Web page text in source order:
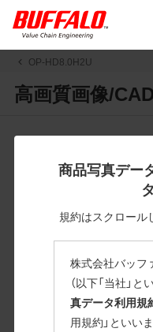
OP-HD8.0H2U
高画質画像/
商品写真デー
規約はスクロール
株式会社バッフ
（以下「当社」と
真データ利用規
用規約」といい
すと圧縮ファイルのダ
JPEG・EPSファイル
の際に便利です。
を提供しています。
掲載データ「JPEG、
解像度(CMYKカラー)」